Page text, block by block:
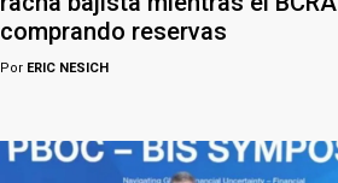
comprando reservas
Por ERIC NESICH